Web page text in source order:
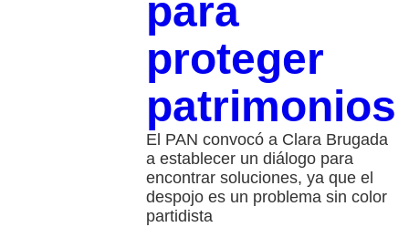
para
proteger
patrimonios
El PAN convocó a Clara Brugada
a establecer un diálogo para
encontrar soluciones, ya que el
despojo es un problema sin color
partidista